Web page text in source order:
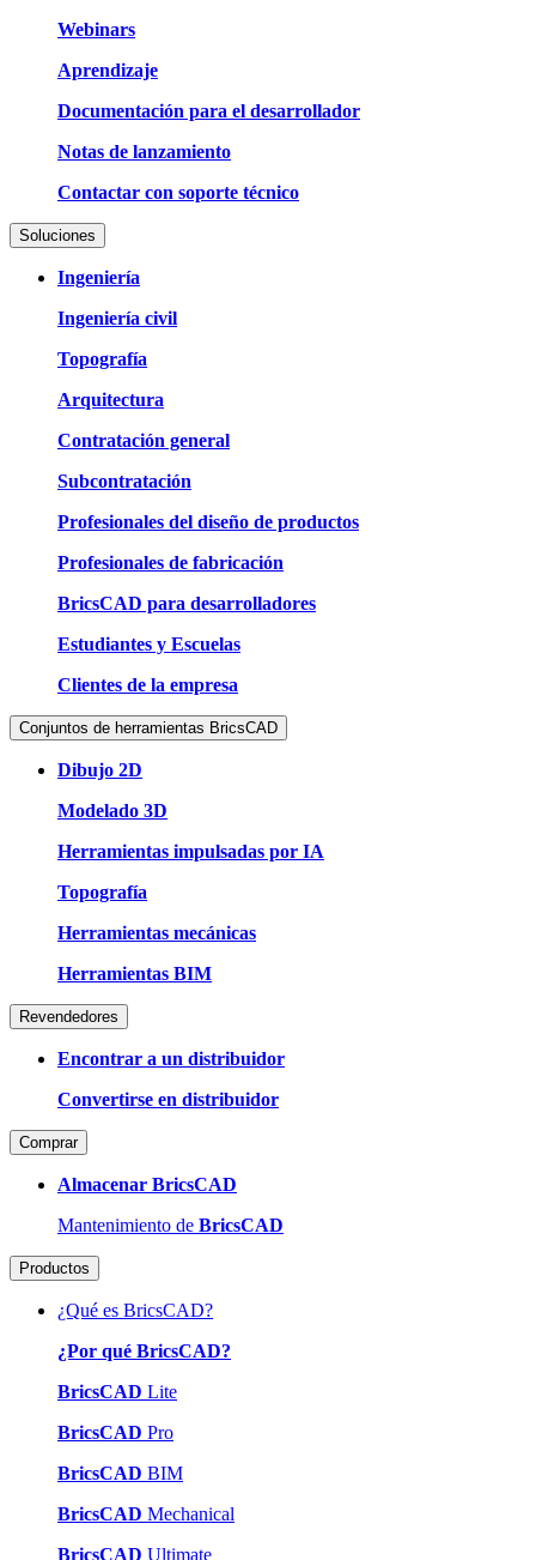
Webinars
Aprendizaje
Documentación para el desarrollador
Notas de lanzamiento
Contactar con soporte técnico
Soluciones
Ingeniería
Ingeniería civil
Topografía
Arquitectura
Contratación general
Subcontratación
Profesionales del diseño de productos
Profesionales de fabricación
BricsCAD para desarrolladores
Estudiantes y Escuelas
Clientes de la empresa
Conjuntos de herramientas BricsCAD
Dibujo 2D
Modelado 3D
Herramientas impulsadas por IA
Topografía
Herramientas mecánicas
Herramientas BIM
Revendedores
Encontrar a un distribuidor
Convertirse en distribuidor
Comprar
Almacenar BricsCAD
Mantenimiento de BricsCAD
Productos
¿Qué es BricsCAD?
¿Por qué BricsCAD?
BricsCAD Lite
BricsCAD Pro
BricsCAD BIM
BricsCAD Mechanical
BricsCAD Ultimate